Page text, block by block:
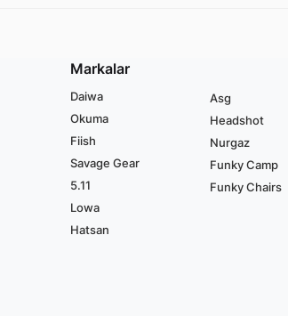
Markalar
Daiwa
Okuma
Fiish
Savage Gear
5.11
Lowa
Hatsan
Asg
Headshot
Nurgaz
Funky Camp
Funky Chairs